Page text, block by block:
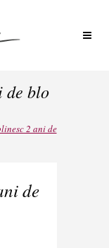
de blo
2 ani de
de